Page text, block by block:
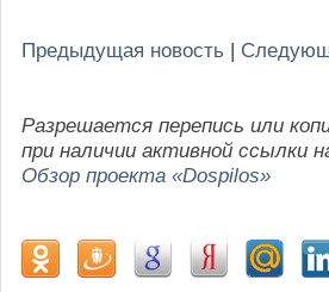
Предыдущая новость |
Разрешается перепись или
при наличии активной ссылки
Обзор проекта «Dospilos»